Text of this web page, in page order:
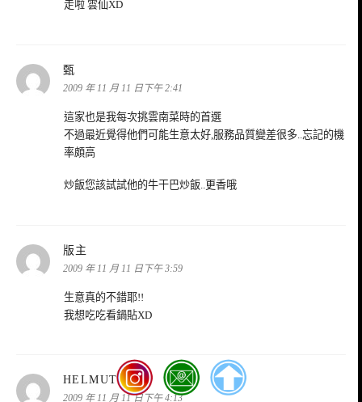
走啦 雲仙XD
甄
示:
2009 年 11 月 11 日下午 2:41
這家也是我每次挑雲南菜時的首選
不過最近覺得他們可能生意太好,服務品質變差很多..忘記的機
率頗高
炒飯您該試試他的牛干巴炒飯..更香哦
版主
示:
2009 年 11 月 11 日下午 3:59
生意真的不錯耶!!
我想吃吃看鍋貼XD
HELMUTLUO表
示:
2009 年 11 月 11 日下午 4:13